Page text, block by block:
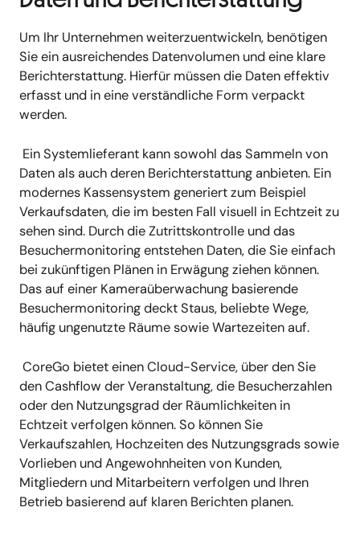
Um Ihr Unternehmen weiterzuentwickeln, benötigen
Sie ein ausreichendes Datenvolumen und eine klare
Berichterstattung. Hierfür müssen die Daten effektiv
erfasst und in eine verständliche Form verpackt
werden.
Ein Systemlieferant kann sowohl das Sammeln von
Daten als auch deren Berichterstattung anbieten. Ein
modernes Kassensystem generiert zum Beispiel
Verkaufsdaten, die im besten Fall visuell in Echtzeit zu
sehen sind. Durch die Zutrittskontrolle und das
Besuchermonitoring entstehen Daten, die Sie einfach
bei zukünftigen Plänen in Erwägung ziehen können.
Das auf einer Kameraüberwachung basierende
Besuchermonitoring deckt Staus, beliebte Wege,
häufig ungenutzte Räume sowie Wartezeiten auf.
CoreGo bietet einen Cloud-Service, über den Sie
den Cashflow der Veranstaltung, die Besucherzahlen
oder den Nutzungsgrad der Räumlichkeiten in
Echtzeit verfolgen können. So können Sie
Verkaufszahlen, Hochzeiten des Nutzungsgrads sowie
Vorlieben und Angewohnheiten von Kunden,
Mitgliedern und Mitarbeitern verfolgen und Ihren
Betrieb basierend auf klaren Berichten planen.